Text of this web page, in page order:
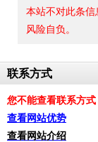
本站不对此条信
风险自负。
联系方式
您不能查看联系方
查看网站优势
查看网站介绍